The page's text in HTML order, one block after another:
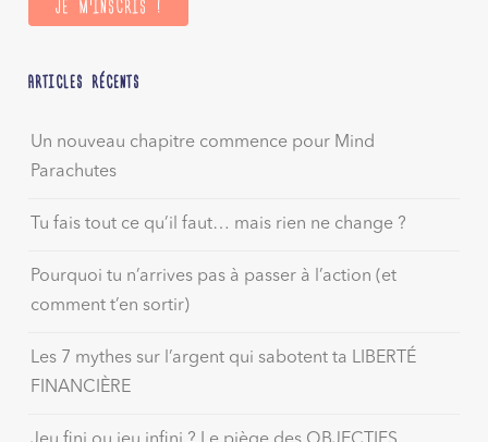
ARTICLES RÉCENTS
Un nouveau chapitre commence pour Mind
Parachutes
Tu fais tout ce qu’il faut… mais rien ne change ?
Pourquoi tu n’arrives pas à passer à l’action (et
comment t’en sortir)
Les 7 mythes sur l’argent qui sabotent ta LIBERTÉ
FINANCIÈRE